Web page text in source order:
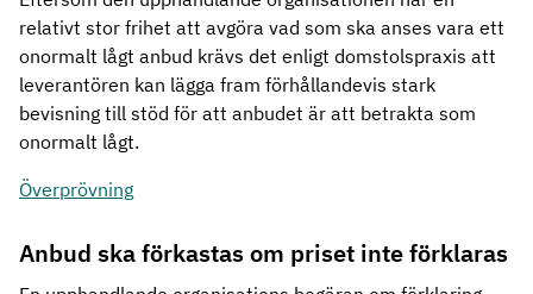
relativt stor frihet att avgöra vad som ska anses vara ett
onormalt lågt anbud krävs det enligt domstolspraxis att
leverantören kan lägga fram förhållandevis stark
bevisning till stöd för att anbudet är att betrakta som
onormalt lågt.
Överprövning
Anbud ska förkastas om priset inte förklaras